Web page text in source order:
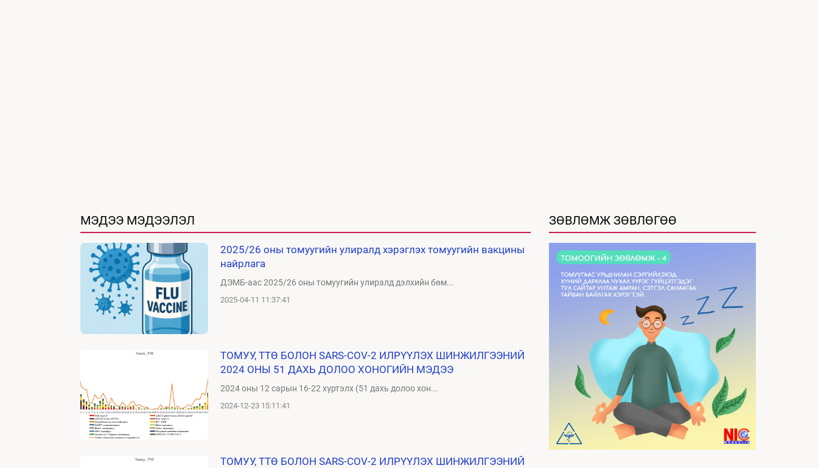
МЭДЭЭ МЭДЭЭЛЭЛ
2025/26 оны томуугийн улиралд хэрэглэх томуугийн вакцины
найрлага
ДЭМБ-аас 2025/26 оны томуугийн улиралд дэлхийн бөм...
2025-04-11 11:37:41
ТОМУУ, ТТӨ БОЛОН SARS-COV-2 ИЛРҮҮЛЭХ ШИНЖИЛГЭЭНИЙ
2024 ОНЫ 51 ДАХЬ ДОЛОО ХОНОГИЙН МЭДЭЭ
2024 оны 12 сарын 16-22 хүртэлх (51 дахь долоо хон...
2024-12-23 15:11:41
ТОМУУ, ТТӨ БОЛОН SARS-COV-2 ИЛРҮҮЛЭХ ШИНЖИЛГЭЭНИЙ
ЗӨВЛӨМЖ ЗӨВЛӨГӨӨ